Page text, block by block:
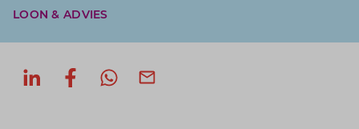
LOON & ADVIES
Deel op LinkedIn
Deel op Facebook